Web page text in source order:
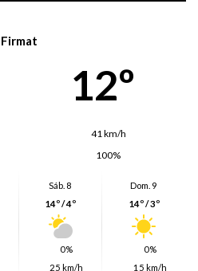
Firmat
12º
41 km/h
100%
Sáb. 8
14º / 4º
0%
25 km/h
Dom. 9
14º / 3º
0%
15 km/h